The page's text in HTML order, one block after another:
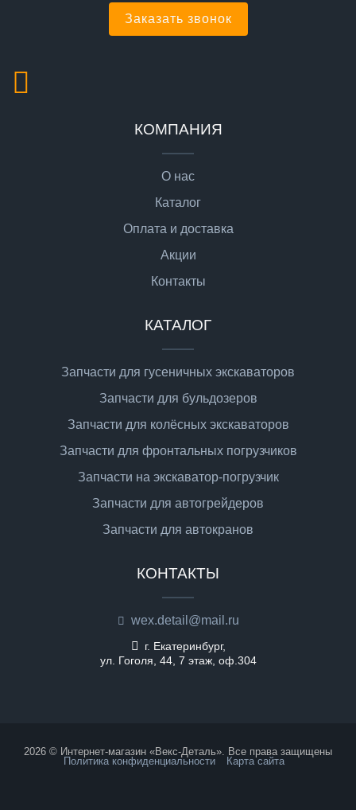
Заказать звонок
КОМПАНИЯ
О нас
Каталог
Оплата и доставка
Акции
Контакты
КАТАЛОГ
Запчасти для гусеничных экскаваторов
Запчасти для бульдозеров
Запчасти для колёсных экскаваторов
Запчасти для фронтальных погрузчиков
Запчасти на экскаватор-погрузчик
Запчасти для автогрейдеров
Запчасти для автокранов
КОНТАКТЫ
wex.detail@mail.ru
г. Екатеринбург,
ул. Гоголя, 44, 7 этаж, оф.304
2026 © Интернет-магазин «Векс-Деталь». Все права защищены
Политика конфиденциальности
Карта сайта